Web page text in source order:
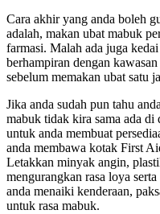
Cara akhir yang anda boleh
adalah, makan ubat mabuk
farmasi. Malah ada juga
berhampiran dengan
sebelum memakan ubat satu
Jika anda sudah pun tahu
mabuk tidak kira sama ada di
untuk anda membuat
anda membawa kotak First
Letakkan minyak angin,
mengurangkan rasa loya
anda menaiki kenderaan,
untuk rasa mabuk.